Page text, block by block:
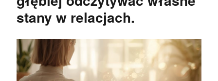
stany w relacjach.